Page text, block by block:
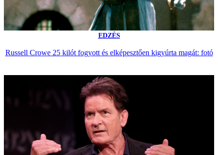
EDZÉS
Russell Crowe 25 kilót fogyott és elképesztően kigyúrta magát: fotó